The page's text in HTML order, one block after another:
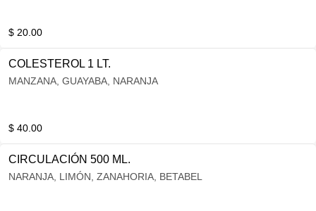
$ 20.00
COLESTEROL 1 LT.
MANZANA, GUAYABA, NARANJA
$ 40.00
CIRCULACIÓN 500 ML.
NARANJA, LIMÓN, ZANAHORIA, BETABEL